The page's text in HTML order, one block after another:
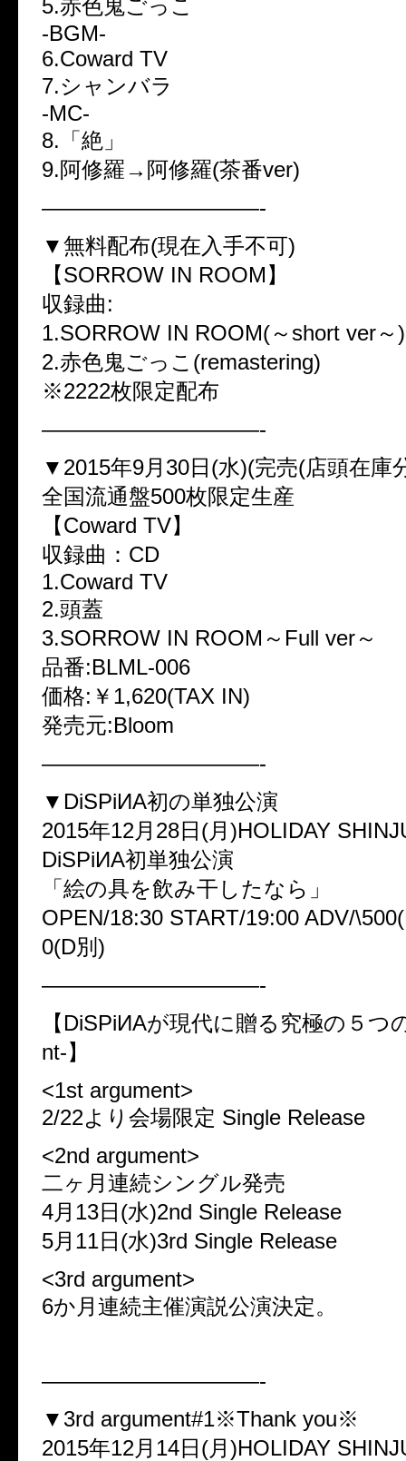
5.赤色鬼ごっこ
-BGM-
6.Coward TV
7.シャンバラ
-MC-
8.「絶」
9.阿修羅→阿修羅(茶番ver)
——————————-
▼無料配布(現在入手不可)
【SORROW IN ROOM】
収録曲:
1.SORROW IN ROOM(～short ver～)
2.赤色鬼ごっこ(remastering)
※2222枚限定配布
——————————-
▼2015年9月30日(水)(完売(店頭在庫
全国流通盤500枚限定生産
【Coward TV】
収録曲：CD
1.Coward TV
2.頭蓋
3.SORROW IN ROOM～Full ver～
品番:BLML-006
価格:￥1,620(TAX IN)
発売元:Bloom
——————————-
▼DiSPiИA初の単独公演
2015年12月28日(月)HOLIDAY
DiSPiИA初単独公演
「絵の具を飲み干したなら」
OPEN/18:30 START/19:00 ADV/
0(D別)
——————————-
【DiSPiИAが現代に贈る究極の５つ
nt-】
<1st argument>
2/22より会場限定 Single Release
<2nd argument>
二ヶ月連続シングル発売
4月13日(水)2nd Single Release
5月11日(水)3rd Single Release
<3rd argument>
6か月連続主催演説公演決定。
——————————-
▼3rd argument#1※Thank you※
2015年12月14日(月)HOLIDAY